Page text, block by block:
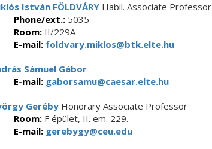
István FÖLDVÁRY Habil. Associate Professor
Phone/ext.: 5035
Room: II/229A
E-mail: foldvary.miklos@btk.elte.hu
Sámuel Gábor
E-mail: gaborsamu@caesar.elte.hu
Geréby Honorary Associate Professor
Room: F épület, II. em. 229.
E-mail: gerebygy@ceu.edu